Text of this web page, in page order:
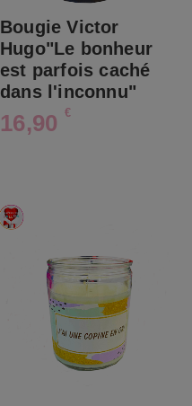
Bougie Victor
Hugo"Le bonheur
est parfois caché
dans l'inconnu"
16,90 €